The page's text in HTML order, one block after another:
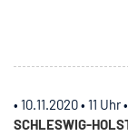
• 10.11.2020 • 11 Uhr •
SCHLESWIG-